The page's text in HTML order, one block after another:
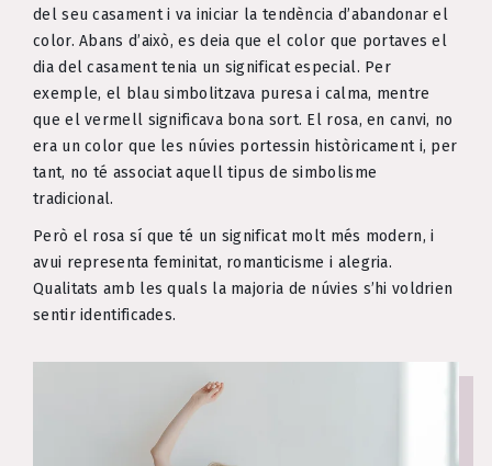
del seu casament i va iniciar la tendència d’abandonar el
color. Abans d’això, es deia que el color que portaves el
dia del casament tenia un significat especial. Per
exemple, el blau simbolitzava puresa i calma, mentre
que el vermell significava bona sort. El rosa, en canvi, no
era un color que les núvies portessin històricament i, per
tant, no té associat aquell tipus de simbolisme
tradicional.
Però el rosa sí que té un significat molt més modern, i
avui representa feminitat, romanticisme i alegria.
Qualitats amb les quals la majoria de núvies s’hi voldrien
sentir identificades.